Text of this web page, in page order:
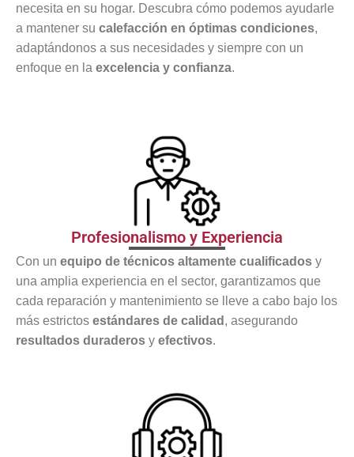
necesita en su hogar. Descubra cómo podemos ayudarle
a mantener su calefacción en óptimas condiciones,
adaptándonos a sus necesidades y siempre con un
enfoque en la excelencia y confianza.
Profesionalismo y Experiencia
Con un equipo de técnicos altamente cualificados y
una amplia experiencia en el sector, garantizamos que
cada reparación y mantenimiento se lleve a cabo bajo los
más estrictos estándares de calidad , asegurando
resultados duraderos y efectivos.